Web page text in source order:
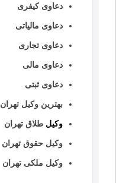
دعاوی کیفری
دعاوی مالیاتی
دعاوی تجاری
دعاوی مالی
دعاوی ثبتی
بهترین وکیل تهران
وکیل طلاق تهران
وکیل حقوق تهران
وکیل ملکی تهران